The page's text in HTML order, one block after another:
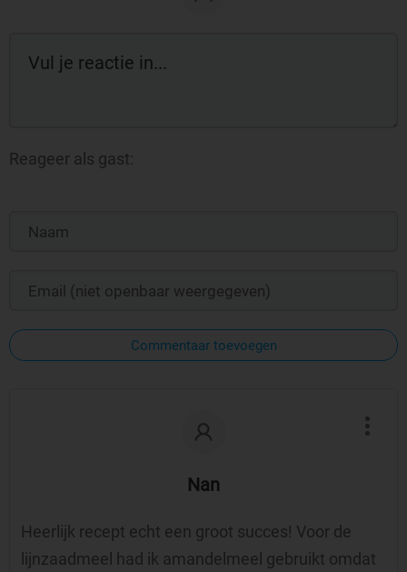
Reageer als gast:
Commentaar toevoegen
Nan
Heerlijk recept echt een groot succes! Voor de
lijnzaadmeel had ik amandelmeel gebruikt omdat